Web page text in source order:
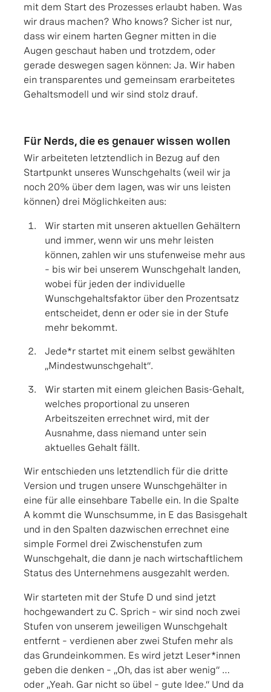
mit dem Start des Prozesses erlaubt haben. Was
wir draus machen? Who knows? Sicher ist nur,
dass wir einem harten Gegner mitten in die
Augen geschaut haben und trotzdem, oder
gerade deswegen sagen können: Ja. Wir haben
ein transparentes und gemeinsam erarbeitetes
Gehaltsmodell und wir sind stolz drauf.
Für Nerds, die es genauer wissen wollen
Wir arbeiteten letztendlich in Bezug auf den
Startpunkt unseres Wunschgehalts (weil wir ja
noch 20% über dem lagen, was wir uns leisten
können) drei Möglichkeiten aus:
Wir starten mit unseren aktuellen Gehältern
und immer, wenn wir uns mehr leisten
können, zahlen wir uns stufenweise mehr aus
– bis wir bei unserem Wunschgehalt landen,
wobei für jeden der individuelle
Wunschgehaltsfaktor über den Prozentsatz
entscheidet, denn er oder sie in der Stufe
mehr bekommt.
Jede*r startet mit einem selbst gewählten
„Mindestwunschgehalt“.
Wir starten mit einem gleichen Basis-Gehalt,
welches proportional zu unseren
Arbeitszeiten errechnet wird, mit der
Ausnahme, dass niemand unter sein
aktuelles Gehalt fällt.
Wir entschieden uns letztendlich für die dritte
Version und trugen unsere Wunschgehälter in
eine für alle einsehbare Tabelle ein. In die Spalte
A kommt die Wunschsumme, in E das Basisgehalt
und in den Spalten dazwischen errechnet eine
simple Formel drei Zwischenstufen zum
Wunschgehalt, die dann je nach wirtschaftlichem
Status des Unternehmens ausgezahlt werden.
Wir starteten mit der Stufe D und sind jetzt
hochgewandert zu C. Sprich – wir sind noch zwei
Stufen von unserem jeweiligen Wunschgehalt
entfernt – verdienen aber zwei Stufen mehr als
das Grundeinkommen. Es wird jetzt Leser*innen
geben die denken – „Oh, das ist aber wenig“ …
oder „Yeah. Gar nicht so übel – gute Idee.“ Und da